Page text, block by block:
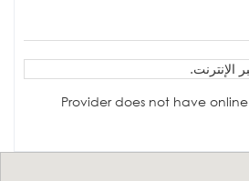
الإنترنت.
Provider does not have